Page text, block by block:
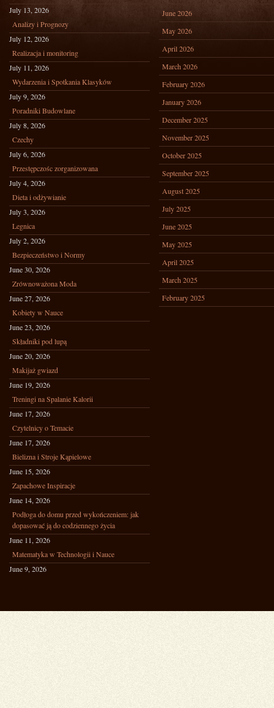
July 13, 2026
Analizy i Prognozy
July 12, 2026
Realizacja i monitoring
July 11, 2026
Wydarzenia i Spotkania Klasyków
July 9, 2026
Poradniki Budowlane
July 8, 2026
Czechy
July 6, 2026
Przestępczośc zorganizowana
July 4, 2026
Dieta i odżywianie
July 3, 2026
Legnica
July 2, 2026
Bezpieczeństwo i Normy
June 30, 2026
Zrównoważona Moda
June 27, 2026
Kobiety w Nauce
June 23, 2026
Składniki pod lupą
June 20, 2026
Makijaż gwiazd
June 19, 2026
Treningi na Spalanie Kalorii
June 17, 2026
Czytelnicy o Temacie
June 17, 2026
Bielizna i Stroje Kąpielowe
June 15, 2026
Zapachowe Inspiracje
June 14, 2026
Podłoga do domu przed wykończeniem: jak
dopasować ją do codziennego życia
June 11, 2026
Matematyka w Technologii i Nauce
June 9, 2026
June 2026
May 2026
April 2026
March 2026
February 2026
January 2026
December 2025
November 2025
October 2025
September 2025
August 2025
July 2025
June 2025
May 2025
April 2025
March 2025
February 2025